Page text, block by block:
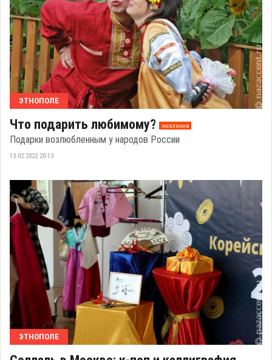
ЭТНОПОЛЕ
Что подарить любимому? эксклюзив
Подарки возлюбленным у народов России
13.02.2022 20:13
ЭТНОПОЛЕ